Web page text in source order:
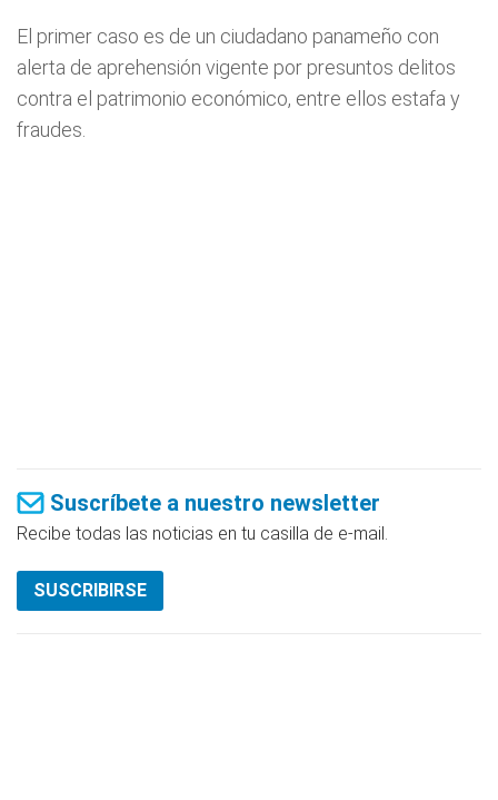
El primer caso es de un ciudadano panameño con
alerta de aprehensión vigente por presuntos delitos
contra el patrimonio económico, entre ellos estafa y
fraudes.
Suscríbete a nuestro newsletter
Recibe todas las noticias en tu casilla de e-mail.
SUSCRIBIRSE